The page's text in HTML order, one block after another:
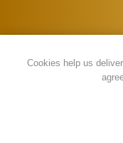
Cookies help us